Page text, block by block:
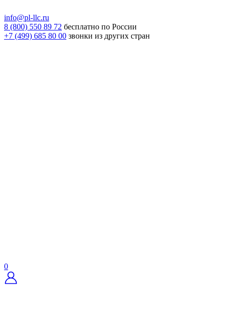
info@pl-llc.ru
8 (800) 550 89 72 бесплатно по России
+7 (499) 685 80 00 звонки из других стран
0